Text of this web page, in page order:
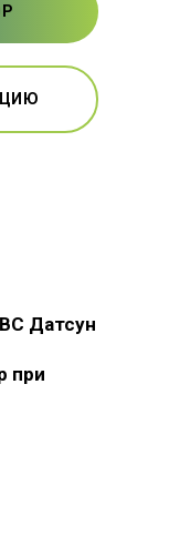
Датсун
при